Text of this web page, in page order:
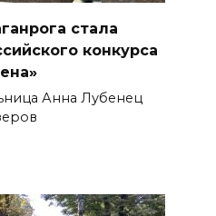
стала
конкурса
Анна Лубенец